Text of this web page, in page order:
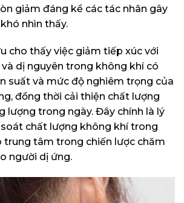
giảm đáng kể các tác nhân gây
nhìn thấy.
cho thấy việc giảm tiếp xúc với
dị nguyên trong không khí có
suất và mức độ nghiêm trọng của
đồng thời cải thiện chất lượng
lượng trong ngày. Đây chính là lý
chất lượng không khí trong
trung tâm trong chiến lược chăm
người dị ứng.